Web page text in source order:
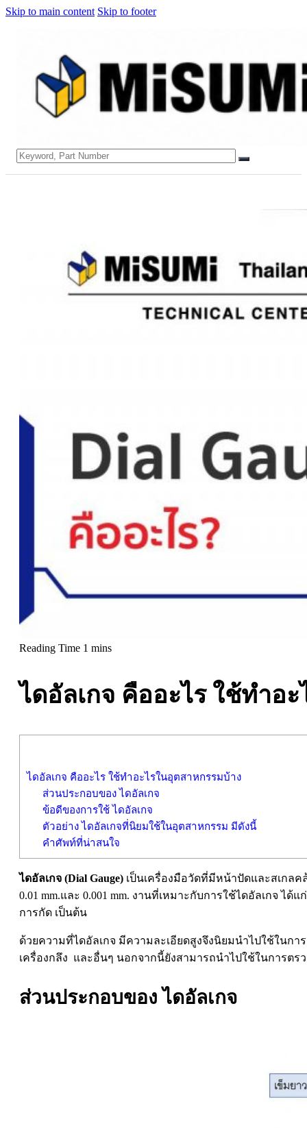
Skip to main content Skip to footer
Search
ไดอัลเกจ คืออะไร ใช้ทำอ
ไดอัลเกจ คืออะไร ใช้ทำอะไรในอุตสาหกรรมบ้าง
ส่วนประกอบของ ไดอัลเกจ
ข้อดีของการใช้ ไดอัลเกจ
ตัวอย่าง ไดอัลเกจที่นิยมใช้ในอุตสาหกรรม มีดังนี้
คำศัพท์ที่น่าสนใจ
ไดอัลเกจ (Dial Gauge) เป็นเครื่องมือวัดที่มีหน้าปัดและสเกล
0.01 mm.และ 0.001 mm. งานที่เหมาะกับการใช้ไดอัลเกจ
การกัด เป็นต้น
ด้วยความที่ไดอัลเกจ มีความละเอียดสูงจึงนิยมนำไปใช้ในก
เครื่องกลึง และอื่นๆ นอกจากนี้ยังสามารถนำไปใช้ในการต
ส่วนประกอบของ ไดอัลเกจ